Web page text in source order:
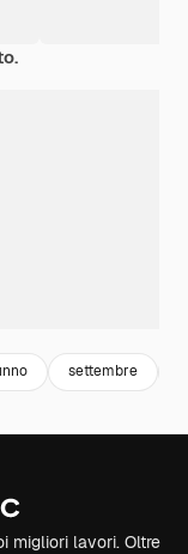
settembre
migliori lavori. Oltre